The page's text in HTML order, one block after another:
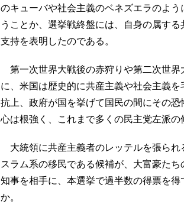
のキューバや社会主義のベネズエラのよ
うことか、選挙戦終盤には、自身の属す
支持を表明したのである。
第一次世界大戦後の赤狩りや第二次世界
に、米国は歴史的に共産主義や社会主義
抗上、政府が国を挙げて国民の間にその
心は根強く、これまで多くの民主党左派の
大統領に共産主義者のレッテルを張られ
スラム系の移民である候補が、大富豪た
知事を相手に、本選挙で過半数の得票を
か。